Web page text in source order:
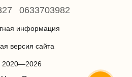
0633703982
информация
версия сайта
2020—2026